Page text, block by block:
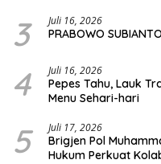
3 Juli 16, 2026
PRABOWO
4 Juli 16, 2026
Pepes Tahu, Lauk
Menu Sehari-hari
5 Juli 17, 2026
Brigjen Pol
Hukum Perkuat